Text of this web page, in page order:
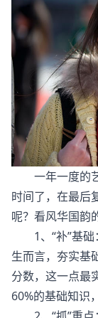
一年一度的艺
时间了，在最后
呢？看风华国韵
1、“补”基础
生而言，夯实基
分数，这一点最
60%的基础知识